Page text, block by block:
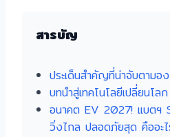
สารบัญ
ประเด็นสำคัญที่น่าจับตามอง
บทนำสู่เทคโนโลยีเปลี่ยนโลก
อนาคต EV 2027! แบตฯ
วิ่งไกล ปลอดภัยสุด คืออะ